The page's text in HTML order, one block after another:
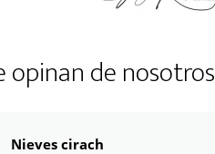
opinan de nosotros
Nieves cirach